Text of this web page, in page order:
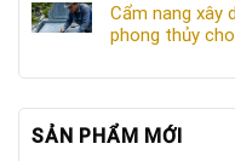
Cẩm nang xây
phong thủy
SẢN PHẨM MỚI